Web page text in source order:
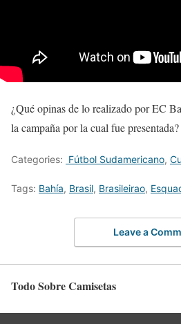
¿Qué opinas de lo realizado por EC
la campaña por la cual fue presentada?
Categories: Fútbol Sudamericano,
Tags: Bahía, Brasil, Brasileirao,
Leave a
Todo Sobre Camisetas